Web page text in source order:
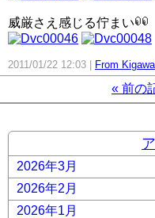
威厳さえ感じる佇まい
2011/01/22 12:03 From Kigawa
« 前の
2026年3月
2026年2月
2026年1月